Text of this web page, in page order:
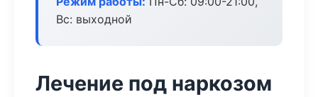
Вс: выходной
Лечение под наркозом